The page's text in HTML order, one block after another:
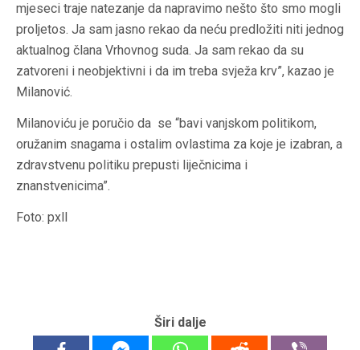
mjeseci traje natezanje da napravimo nešto što smo mogli
proljetos. Ja sam jasno rekao da neću predložiti niti jednog
aktualnog člana Vrhovnog suda. Ja sam rekao da su
zatvoreni i neobjektivni i da im treba svježa krv”, kazao je
Milanović.
Milanoviću je poručio da se “bavi vanjskom politikom,
oružanim snagama i ostalim ovlastima za koje je izabran, a
zdravstvenu politiku prepusti liječnicima i
znanstvenicima”.
Foto: pxll
Širi dalje